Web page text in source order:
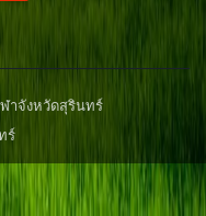
าจังหวัดสุรินทร์
ร์